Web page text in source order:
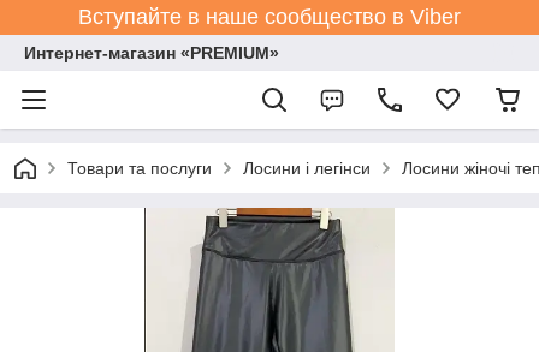
Вступайте в наше сообщество в Viber
Интернет-магазин «PREMIUM»
Товари та послуги Лосини і легінси Лосини жіночі